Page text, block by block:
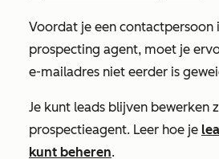
Voordat je een contactpersoon
prospecting agent, moet je
e-mailadres niet eerder is
Je kunt leads blijven bewerken
prospectieagent. Leer hoe je
kunt beheren.